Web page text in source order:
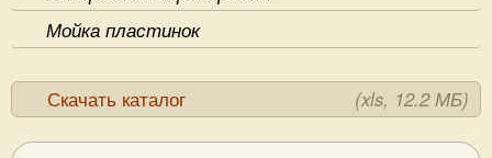
Мойка пластинок
Скачать каталог (xls, 12.2 МБ)